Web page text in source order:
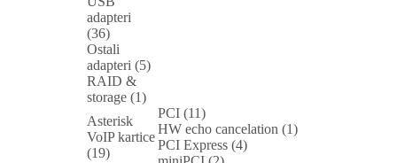
adapteri
(36)
Ostali
adapteri (5)
RAID &
storage (1)
Asterisk
VoIP kartice
(19)
PCI (11)
HW echo cancelation (1)
PCI Express (4)